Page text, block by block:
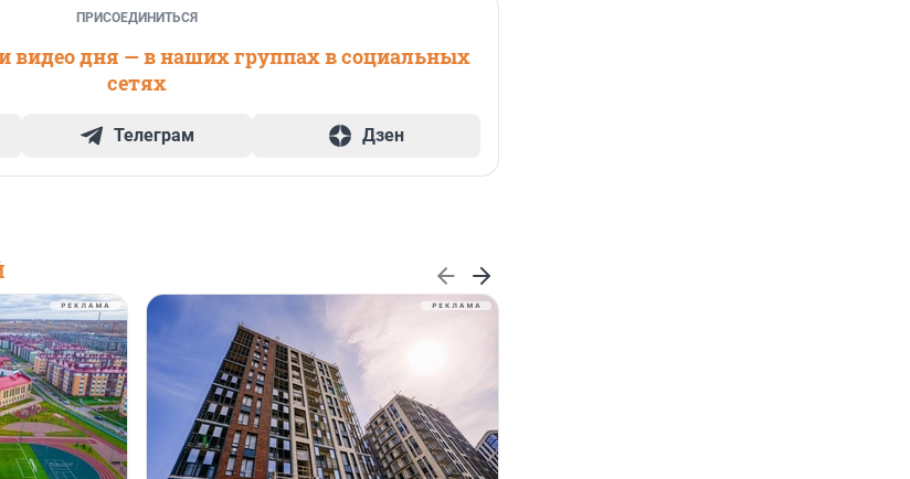
ПРИСОЕДИНИТЬСЯ
видео дня — в наших группах в социальных
сетях
Телеграм Дзен